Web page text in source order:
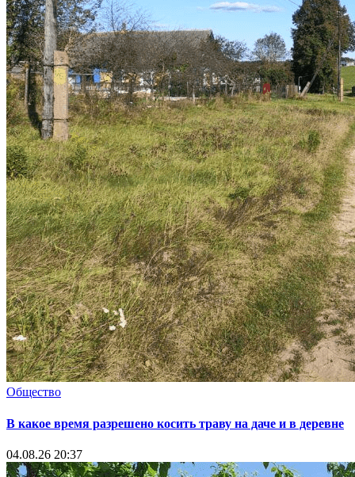
Общество
В какое время разрешено косить траву на даче и в деревне
04.08.26 20:37